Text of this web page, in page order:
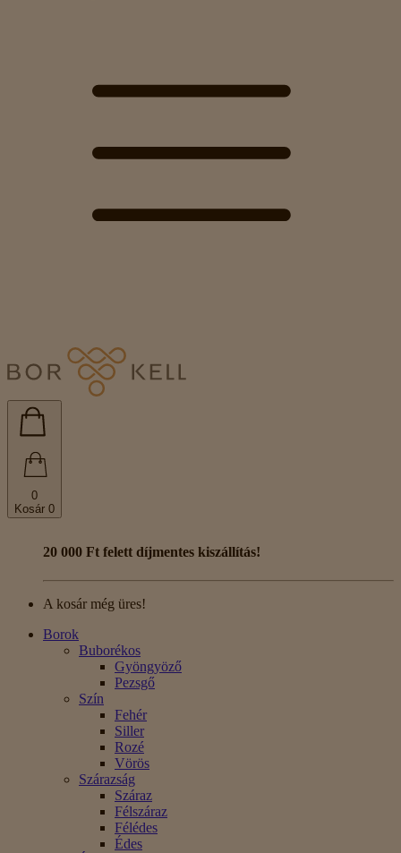
0
Kosár 0
20 000 Ft felett díjmentes kiszállítás!
A kosár még üres!
Borok
Buborékos
Gyöngyöző
Pezsgő
Szín
Fehér
Siller
Rozé
Vörös
Szárazság
Száraz
Félszáraz
Félédes
Édes